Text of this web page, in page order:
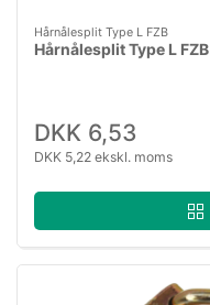
Hårnålesplit Type L FZB
Hårnålesplit Type L FZB
DKK 6,53
DKK 5,22 ekskl. moms